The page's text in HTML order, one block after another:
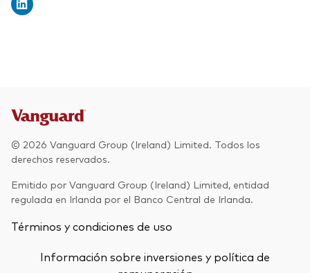
© 2026 Vanguard Group (Ireland) Limited. Todos los
derechos reservados.
Emitido por Vanguard Group (Ireland) Limited, entidad
regulada en Irlanda por el Banco Central de Irlanda.
Términos y condiciones de uso
Información sobre inversiones y política de